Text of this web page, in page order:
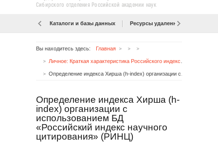
Сибирского отделения Российской академии наук
Каталоги и базы данных Ресурсы удаленного доступа
Вы находитесь здесь: Главная
Определение индекса Хирша (h-
index) организации с
использованием БД
«Российский индекс научного
цитирования» (РИНЦ)